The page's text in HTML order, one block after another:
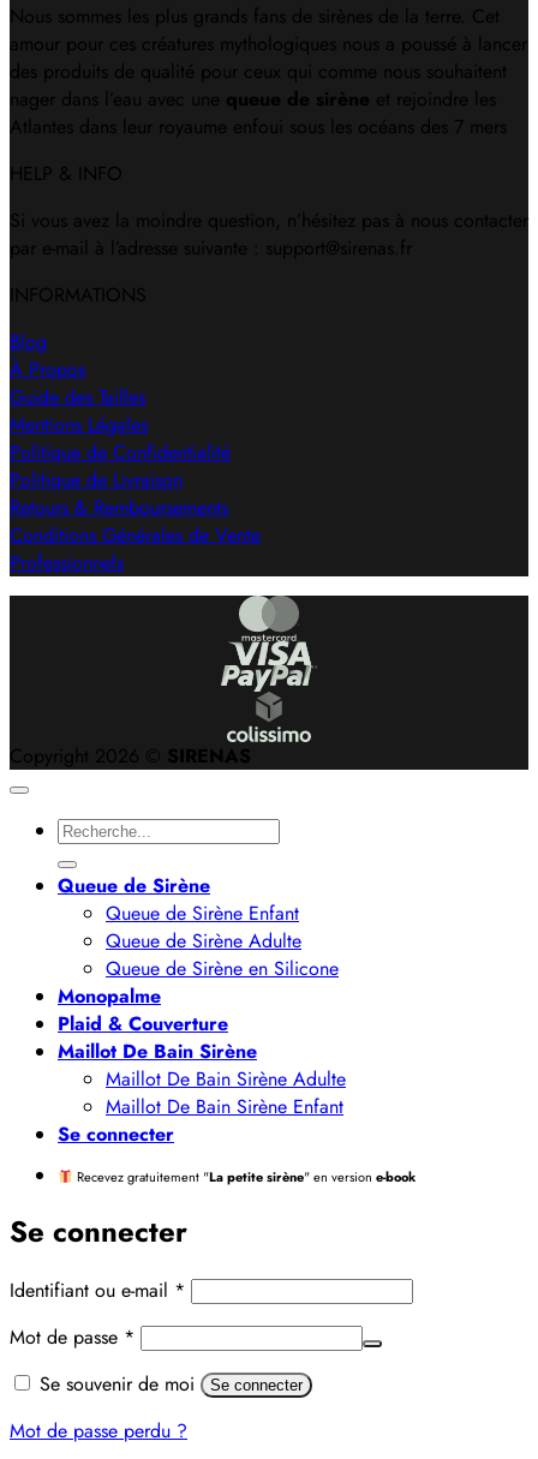
Nous sommes les plus grands fans de sirènes de la terre. Cet
amour pour ces créatures mythologiques nous a poussé à lancer
des produits de qualité pour ceux qui comme nous souhaitent
nager dans l’eau avec une queue de sirène et rejoindre les
Atlantes dans leur royaume enfoui sous les océans des 7 mers
HELP & INFO
Si vous avez la moindre question, n’hésitez pas à nous contacter
par e-mail à l’adresse suivante : support@sirenas.fr
INFORMATIONS
Blog
À Propos
Guide des Tailles
Mentions Légales
Politique de Confidentialité
Politique de Livraison
Retours & Remboursements
Conditions Générales de Vente
Professionnels
Copyright 2026 © SIRENAS
Recherche
pour :
Queue de Sirène
Queue de Sirène Enfant
Queue de Sirène Adulte
Queue de Sirène en Silicone
Monopalme
Plaid & Couverture
Maillot De Bain Sirène
Maillot De Bain Sirène Adulte
Maillot De Bain Sirène Enfant
Se connecter
Recevez gratuitement "La petite sirène" en version e-book
Se connecter
Identifiant ou e-mail * Obligatoire
Mot de passe * Obligatoire
Alternative:
Se souvenir de moi Se connecter
Mot de passe perdu ?